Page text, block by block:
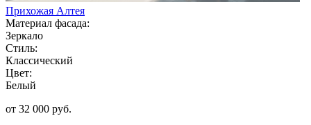
Прихожая Алтея
Материал фасада:
Зеркало
Стиль:
Классический
Цвет:
Белый
от 32 000 руб.